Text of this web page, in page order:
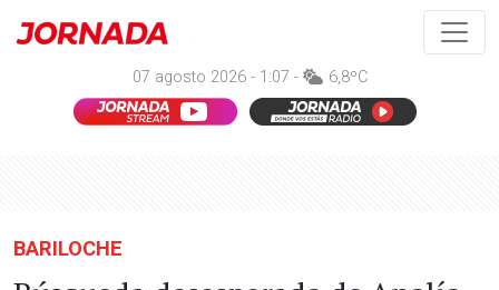
07 agosto 2026 - 1:07 - 6,8ºC
BARILOCHE